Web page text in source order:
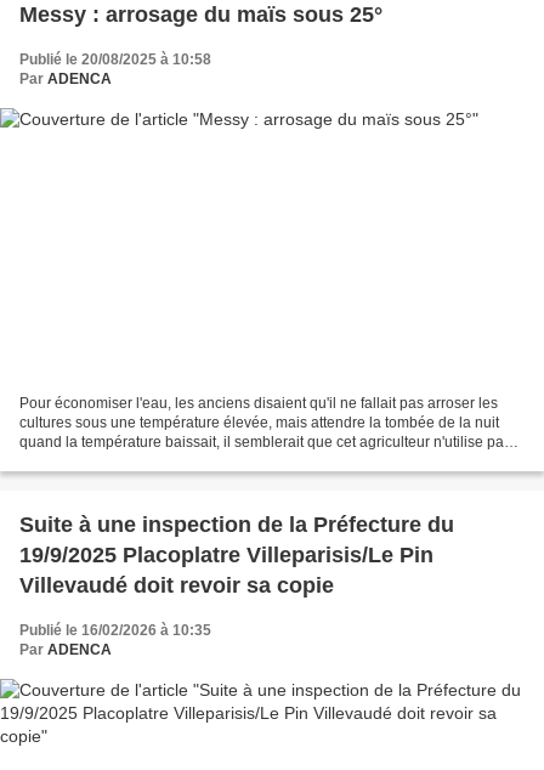
Messy : arrosage du maïs sous 25°
Publié le 20/08/2025 à 10:58
Par ADENCA
Pour économiser l'eau, les anciens disaient qu'il ne fallait pas arroser les
cultures sous une température élevée, mais attendre la tombée de la nuit
quand la température baissait, il semblerait que cet agriculteur n'utilise pas
Suite à une inspection de la Préfecture du
19/9/2025 Placoplatre Villeparisis/Le Pin
Villevaudé doit revoir sa copie
Publié le 16/02/2026 à 10:35
Par ADENCA